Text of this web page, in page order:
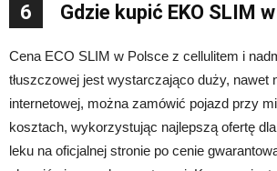
6 Gdzie kupić EKO SLIM
Cena ECO SLIM w Polsce z cellulitem i
tłuszczowej jest wystarczająco duży, nawet
internetowej, można zamówić pojazd przy
kosztach, wykorzystując najlepszą ofertę
leku na oficjalnej stronie po cenie